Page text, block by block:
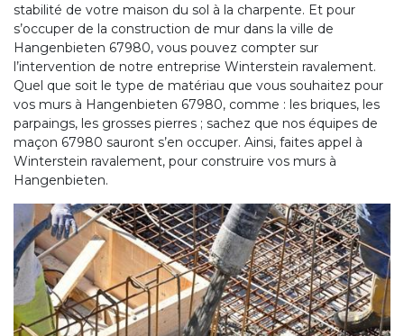
stabilité de votre maison du sol à la charpente. Et pour
s’occuper de la construction de mur dans la ville de
Hangenbieten 67980, vous pouvez compter sur
l’intervention de notre entreprise Winterstein ravalement.
Quel que soit le type de matériau que vous souhaitez pour
vos murs à Hangenbieten 67980, comme : les briques, les
parpaings, les grosses pierres ; sachez que nos équipes de
maçon 67980 sauront s’en occuper. Ainsi, faites appel à
Winterstein ravalement, pour construire vos murs à
Hangenbieten.